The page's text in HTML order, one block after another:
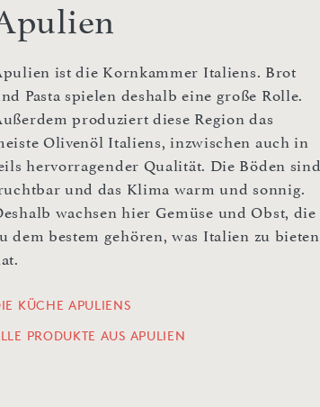
ist die Kornkammer Italiens. Brot
Pasta spielen deshalb eine große Rolle.
produziert diese Region das
Olivenöl Italiens, inzwischen auch in
hervorragender Qualität. Die Böden sind
und das Klima warm und sonnig.
wachsen hier Gemüse und Obst, die
dem bestem gehören, was Italien zu bieten
KÜCHE APULIENS
PRODUKTE AUS APULIEN